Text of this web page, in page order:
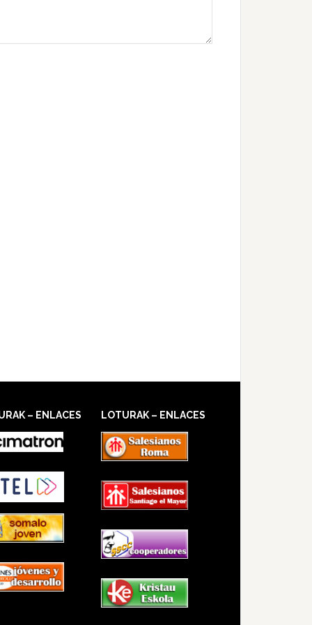
– ENLACES LOTURAK – ENLACES